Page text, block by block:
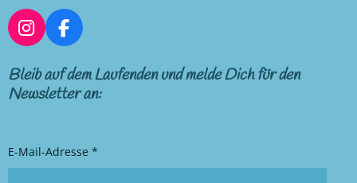
I
n
s
t
a
a
F
a
c
e
b
k
Bleib auf dem Laufenden und melde Dich für den
Newsletter an:
E-Mail-Adresse *